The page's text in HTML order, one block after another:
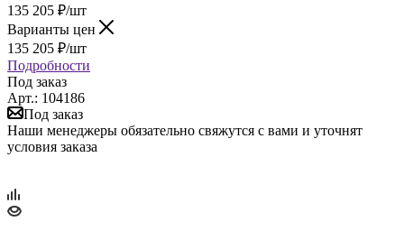
135 205 ₽/шт
Варианты цен
135 205 ₽/шт
Подробности
Под заказ
Арт.: 104186
Под заказ
Наши менеджеры обязательно свяжутся с вами и уточнят
условия заказа